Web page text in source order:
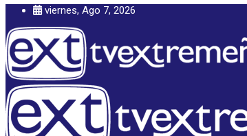
viernes, Ago 7, 2026